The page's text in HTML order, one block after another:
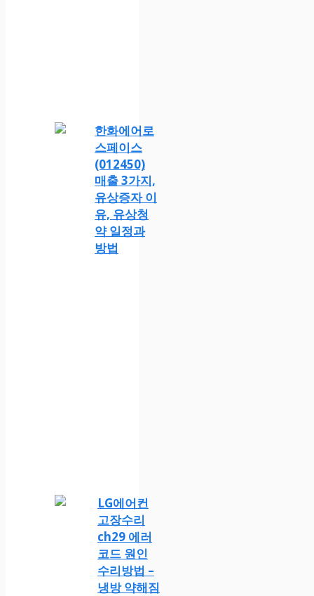
한화에어로
스페이스
(012450)
매출 3가지,
유상증자 이
유, 유상청
약 일정과
방법
LG에어컨
고장수리
ch29 에러
코드 원인
수리방법 –
냉방 약해짐